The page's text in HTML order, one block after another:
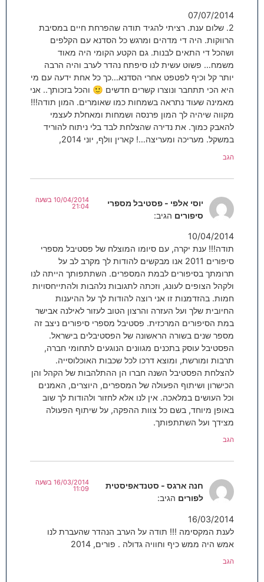
07/07/2014
2. שלום ענת. רציתי להגיד תודה שהפרחת חיים במסיבת
הרווקות. היה די מדהים ומרגש כל הסדנא עם הקלפים
ושהכל די התאים לבנות. גם הקטע הקומי היה מאוד
משמח… פשוט עשית לנו סיפתח נהדר לערב והיה הרבה
יותר קל וכיף לפטפט אחרי הסדנא…כך כל אחת ידעה עם מי
היא הכי תתחבר ונוצרו קשרים חדשים 🙂 והכל בזכותך.. אני
מאמינה שעוד נתראה בשמחות כמו שאומרים. המון תודה!!!
מקווה שיהיה לך המון פרנסה ושמחות ומאחלת לעצמי
להאבק כמוך. את נדירה שהצלחת לבד בלי ניתוח להוריד
במשקל. מעריכה ומעריצה…! קארין וולף, יוני 2014,
הגב
יוסי אלפי - פסטיבל מספרי
סיפורים הגיב:
10/04/2014 בשעה
21:04
10/04/2014
תודה!!! ענת יקרה, עם סיומו המוצלח של פסטיבל מספרי
סיפורים 2011 אנו מבקשים להודות לך מקרב לב על
תרומתך בסיפורים לבמת המספרים. השתתפותך הייתה לנו
ולקהל הצופים לעונג, וזכתה לתגובות נלהבות ולהתייחסויות
חמות. בהזדמנות זו אני רוצה להודות לך על ההיענות
החיובית שלך ועל העזרה והרצון הטוב לעזור לאילנה אבישר
במת הסיפורים המרכזית. פסטיבל מספרי סיפורים ניצב זה
מספר שנים בשורה הראשונה של הפסטיבלים בישראל.
הפסטיבל עוסק בתכנים מגוונים הנוגעים לתחומי חברה,
תרבות ומורשת, ומוצא דרכו לכל שכבות האוכלוסייה.
להצלחת הפסטיבל השנה חברו הן ההתלהבות של הקהל והן
הכישרון ושיתוף הפעולה של המספרים, היוצרים, האמנים
וכל העושים במלאכה. אין לנו אלא לחזור ולהודות לך שוב
באופן מיוחד, בשם כל צוות ההפקה, על שיתוף הפעולה
מצידך ועל השתתפותך.
הגב
חנה ארגס - סטנדאפיסטית
לפורים הגיב:
16/03/2014 בשעה
11:09
16/03/2014
לענת המקסימה !!! תודה על הערב הנהדר שהעברת לנו
אמש היה ממש כיף וחוויה גדולה . פורים, 2014
הגב